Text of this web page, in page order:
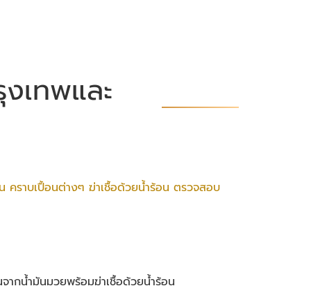
เทพและ
คราบเปื้อนต่างๆ ฆ่าเชื้อด้วยน้ำร้อน ตรวจสอบ
ากน้ำมันมวยพร้อมฆ่าเชื้อด้วยน้ำร้อน